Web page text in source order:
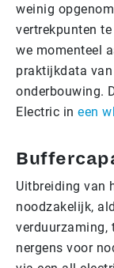
weinig
vertrekpunten
we momenteel
praktijkdata
onderbouwing.
Electric in een
Uitbreiding van
noodzakelijk,
verduurzaming,
nergens voor